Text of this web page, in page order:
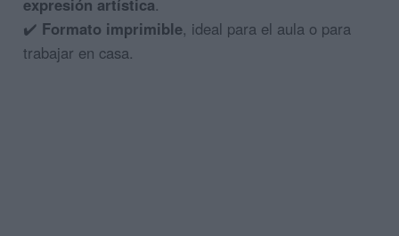
expresión artística.
✔️ Formato imprimible, ideal para el aula o para
trabajar en casa.